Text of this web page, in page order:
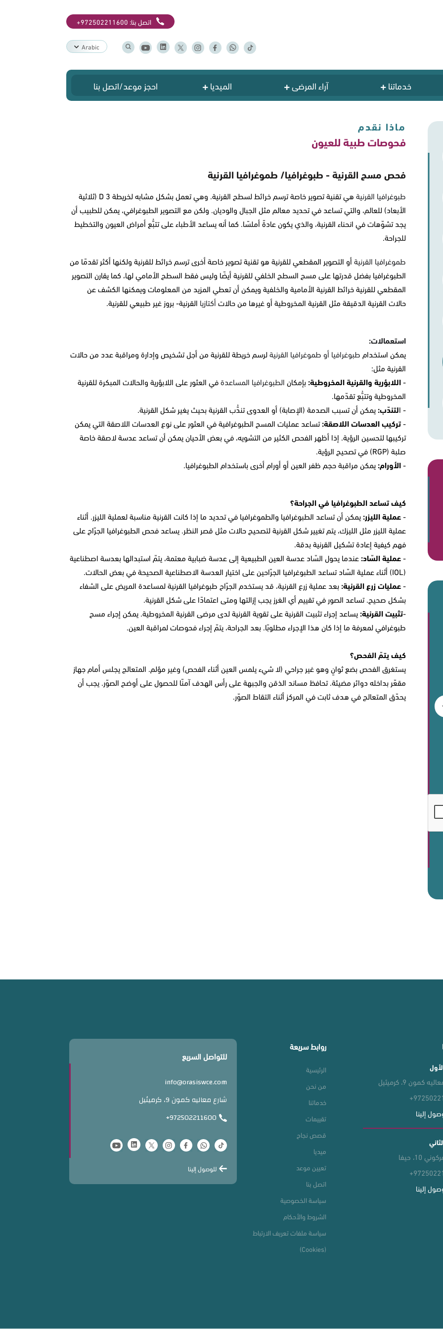
اتصل بنا: +972502211600
Arabic
خدماتنا آراء المرضى الميديا احجز موعد/اتصل بنا
ماذا نقدم
فحوصات طبية للعيون
فحص مسح القرنية - طبوغرافيا/ طموغرافيا القرنية
طبوغرافيا القرنية
هي تقنية تصوير خاصة ترسم خرائط لسطح القرنية. وهي تعمل بشكل مشابه لخريطة 3 D (ثلاثية
الأبعاد) للعالم، والتي تساعد في تحديد معالم مثل الجبال والوديان. ولكن مع التصوير الطبوغرافي، يمكن للطبيب أن
يجد تشوّهات في انحناء القرنية، والذي يكون عادةً أملسًا. كما أنه يساعد الأطباء على تتبُّع أمراض العيون والتخطيط
للجراحة.
طموغرافيا القرنيةأو التصوير المقطعي للقرنية هو تقنية تصوير خاصة أخرى ترسم خرائط للقرنية ولكنها أكثر تقدمًا من
الطبوغرافيا بفضل قدرتها على مسح السطح الخلفي للقرنية أيضًا وليس فقط السطح الأمامي لها، كما يقارن التصوير
المقطعي للقرنية خرائط القرنية الأمامية والخلفية ويمكن أن تعطي المزيد من المعلومات ويمكنها الكشف عن
حالات القرنية الدقيقة مثل القرنية المخروطية أو غيرها من حالاتأكتازيا القرنية- بروز غير طبيعي للقرنية.
استعمالات:
يمكن استخدام طبوغرافيا أو طموغرافيا القرنيةلرسم خريطة للقرنية من أجل تشخيص وإدارة ومراقبة عدد من حالات
القرنية مثل:
-اللابؤرية والقرنية المخروطية: بإمكان الطبوغرافيا المساعدةفي العثور على اللابؤرية والحالات المبكرة للقرنية
المخروطية وتتبُّع تقدّمها.
- التندّب: يمكن أن تسبب الصدمة (الإصابة) أو العدوى تندُّب القرنية بحيث يغير شكل القرنية.
-تركيب العدسات اللاصقة:تساعد عمليات المسح الطبوغرافية في العثور على نوع العدسات اللاصقة التي يمكن
تركيبها لتحسين الرؤية. إذا أظهر الفحص الكثير من التشويه، في بعض الأحيان يمكن أن تساعد عدسة لاصقة خاصة
صلبة (RGP) في تصحيح الرؤية.
-الأورام: يمكن مراقبة حجم ظفر العين أو أورام أخرى باستخدام الطبوغرافيا.
كيف تساعد الطبوغرافيا في الجراحة؟
-عملية الليزر: يمكن أن تساعد الطبوغرافيا والطموغرافيا في تحديد ما إذا كانت القرنية مناسبة لعملية الليزر. أثناء
عملية الليزر مثل الليزك، يتم تغيير شكل القرنية لتصحيح حالات مثل قصر النظر. يساعد فحص الطبوغرافيا الجرّاح على
فهم كيفية إعادة تشكيل القرنية بدقة.
-عملية السّاد: عندما يحول السّاد عدسة العين الطبيعية إلى عدسة ضبابية معتمة، يتمّ استبدالها بعدسة اصطناعية
(IOL) أثناء عملية السّاد تساعد الطبوغرافيا الجرّاحين على اختيار العدسة الاصطناعية الصحيحة في بعض الحالات.
-عمليات زرع القرنية: بعد عملية زرع القرنية، قد يستخدم الجرّاح طبوغرافيا القرنية لمساعدة المريض على الشفاء
بشكل صحيح. تساعد الصور في تقييم أي الغرز يجب إزالتها ومتى اعتمادًا على شكل القرنية.
-تثبيت القرنية: يساعد إجراء تثبيت القرنية على تقوية القرنية لدى مرضى القرنية المخروطية. يمكن إجراء مسح
طبوغرافي لمعرفة ما إذا كان هذا الإجراء مطلوبًا. بعد الجراحة، يتمّ إجراء فحوصات لمراقبة العين.
كيف يتمّ الفحص؟
يستغرق الفحص بضع ثوانٍ وهو غير جراحي (لا شيء يلمس العين أثناء الفحص) وغير مؤلم. المتعالج يجلس أمام جهاز
مقعّر بداخله دوائر مضيئة. تحافظ مساند الذقن والجبهة على رأس الهدف آمنًا للحصول على أوضح الصوّر. يجب أن
يحدّق المتعالج في هدف ثابت في المركز أثناء التقاط الصوّر.
كمون 9، كرميئيل
إلينا
10، حيفا
إلينا
روابط سريعة
الرئيسية
من نحن
خدماتنا
تقييمات
قصص نجاح
ميديا
تعيين موعد
اتصل بنا
سياسة الخصوصية
الشروط والأحكام
سياسة ملفات تعريف الارتباط
(Cookies)
للتواصل السريع
info@orasiswce.com
شارع معاليه كمون 9، كرميئيل
+972502211600
للوصول إلينا